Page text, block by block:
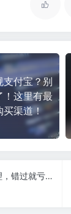
支付宝？别
！这里有最
买渠道！
支付宝企业账号出售，轻松搞定财务管理，错过就亏大了！